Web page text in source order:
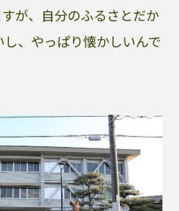
が、自分のふるさとだか
、やっぱり懐かしいんで